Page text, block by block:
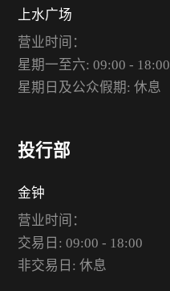
上水广场
营业时间：
星期一至六: 09:00 - 18:00
星期日及公众假期: 休息
投行部
金钟
营业时间：
交易日: 09:00 - 18:00
非交易日: 休息